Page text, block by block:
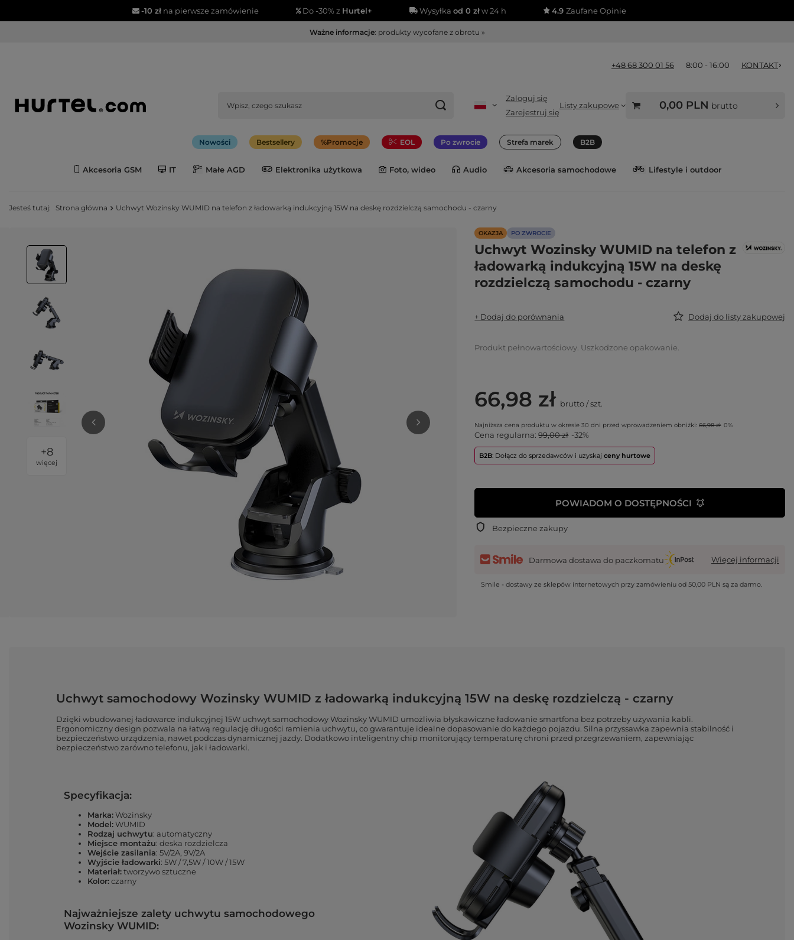
-10 złna pierwsze zamówienie Do -30% z Hurtel+ Wysyłka od 0 złw 24 h 4.9Zaufane Opinie
Ważne informacje: produkty wycofane z obrotu »
+48 68 300 01 56 8:00 - 16:00 KONTAKT
Zaloguj się
Zarejestruj się
Listy zakupowe 0,00 PLN brutto
Nowości Bestsellery Promocje EOL Po zwrocie Strefa marek B2B
Akcesoria GSM IT Małe AGD Elektronika użytkowa Foto, wideo Audio Akcesoria samochodowe Lifestyle i outdoor
Jesteś tutaj: Strona główna Uchwyt Wozinsky WUMID na telefon z ładowarką indukcyjną 15W na deskę rozdzielczą samochodu - czarny
+8
więcej
OKAZJA PO ZWROCIE
Uchwyt Wozinsky WUMID na telefon z
ładowarką indukcyjną 15W na deskę
rozdzielczą samochodu - czarny
+ Dodaj do porównania Dodaj do listy zakupowej
Produkt pełnowartościowy. Uszkodzone opakowanie.
66,98 zł brutto/szt.
Najniższa cena produktu w okresie 30 dni przed wprowadzeniem obniżki:66,98 zł 0%
Cena regularna:99,00 zł -32%
B2B: Dołącz do sprzedawców i uzyskajceny hurtowe
POWIADOM O DOSTĘPNOŚCI
Bezpieczne zakupy
Darmowa dostawa do paczkomatu Więcej informacji
Smile - dostawy ze sklepów internetowych przy zamówieniu od50,00 PLN są za darmo.
Uchwyt samochodowy Wozinsky WUMID z ładowarką indukcyjną 15W na deskę rozdzielczą - czarny
Dzięki wbudowanej ładowarce indukcyjnej 15W uchwyt samochodowy Wozinsky WUMID umożliwia błyskawiczne ładowanie smartfona bez potrzeby używania kabli.
Ergonomiczny design pozwala na łatwą regulację długości ramienia uchwytu, co gwarantuje idealne dopasowanie do każdego pojazdu. Silna przyssawka zapewnia stabilność i
bezpieczeństwo urządzenia, nawet podczas dynamicznej jazdy. Dodatkowo inteligentny chip monitorujący temperaturę chroni przed przegrzewaniem, zapewniając
bezpieczeństwo zarówno telefonu, jak i ładowarki.
Specyfikacja:
Marka:Wozinsky
Model:WUMID
Rodzaj uchwytu: automatyczny
Miejsce montażu: deska rozdzielcza
Wejście zasilania: 5V/2A, 9V/2A
Wyjście ładowarki: 5W / 7,5W / 10W / 15W
Materiał:tworzywo sztuczne
Kolor:czarny
Najważniejsze zalety uchwytu samochodowego
Wozinsky WUMID: